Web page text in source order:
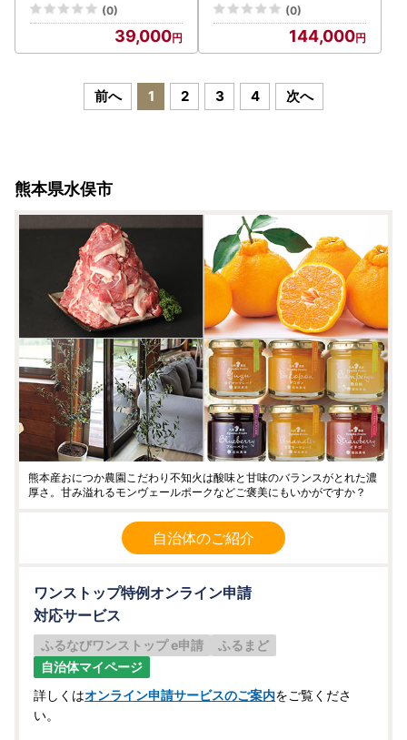
(0)
39,000
(0)
144,000
前へ 1 2 3 4 次へ
熊本県水俣市
熊本産おにつか農園こだわり不知火は酸味と甘味のバランスがとれた濃
厚さ。甘み溢れるモンヴェールポークなどご褒美にもいかがですか？
自治体のご紹介
ワンストップ特例オンライン申請
対応サービス
ふるなびワンストップ e申請
ふるまど
自治体マイページ
詳しくはオンライン申請サービスのご案内をご覧くださ
い。